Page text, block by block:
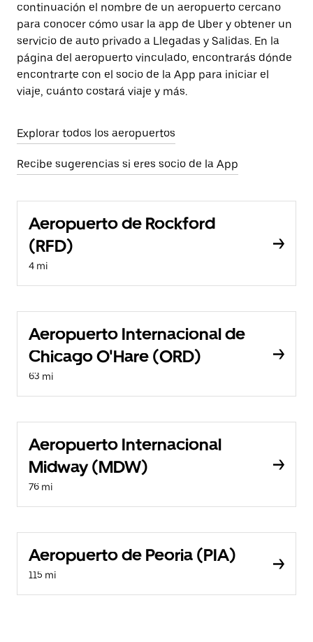
continuación el nombre de un aeropuerto cercano
para conocer cómo usar la app de Uber y obtener un
servicio de auto privado a Llegadas y Salidas. En la
página del aeropuerto vinculado, encontrarás dónde
encontrarte con el socio de la App para iniciar el
viaje, cuánto costará viaje y más.
Explorar todos los aeropuertos
Recibe sugerencias si eres socio de la App
Aeropuerto de Rockford
(RFD)
4 mi
Aeropuerto Internacional de
Chicago O'Hare (ORD)
63 mi
Aeropuerto Internacional
Midway (MDW)
76 mi
Aeropuerto de Peoria (PIA)
115 mi